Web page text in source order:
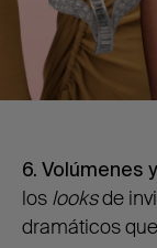
6. Volúmenes
los looksde
dramáticos